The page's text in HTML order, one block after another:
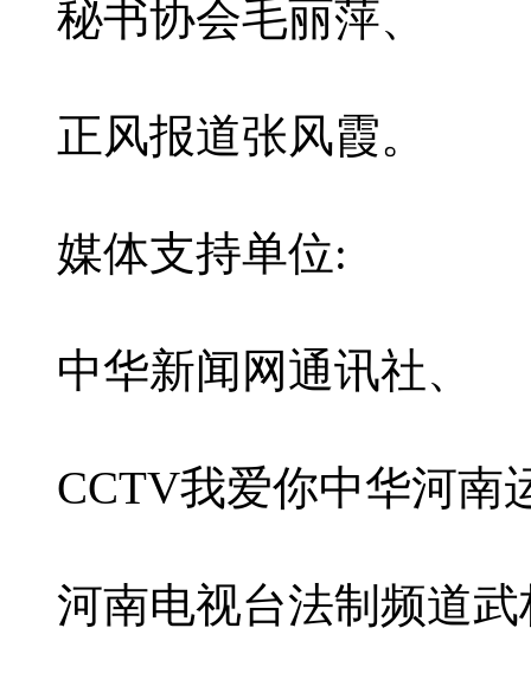
秘书协会毛丽萍、
正风报道张风霞。
媒体支持单位:
中华新闻网通讯社、
CCTV我爱你中华河南
河南电视台法制频道武